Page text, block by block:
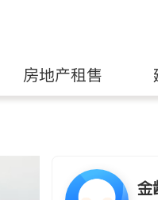
房地产租售
金